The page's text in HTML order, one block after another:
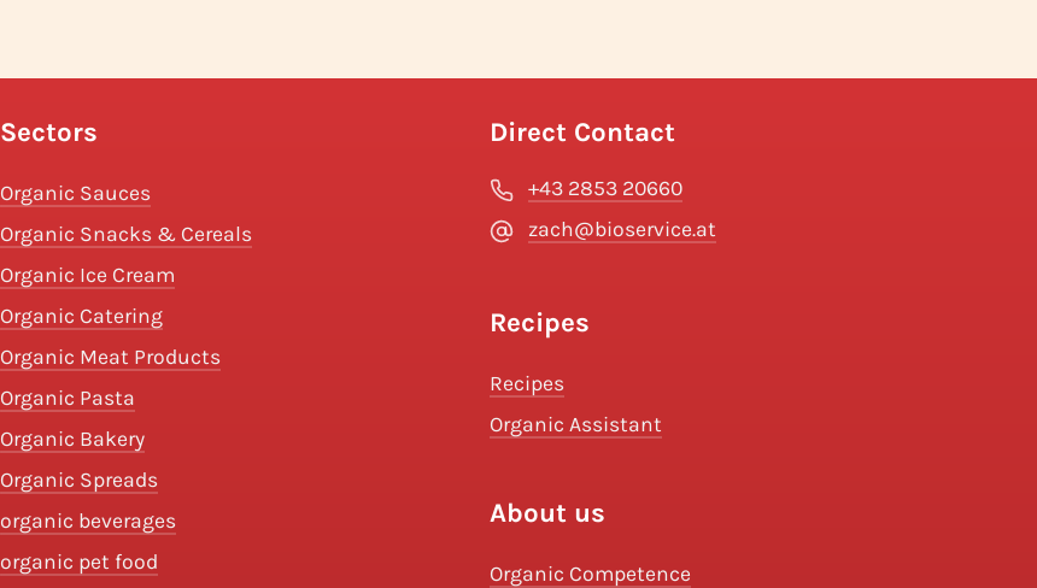
Sectors
Organic Sauces
Organic Snacks & Cereals
Organic Ice Cream
Organic Catering
Organic Meat Products
Organic Pasta
Organic Bakery
Organic Spreads
organic beverages
organic pet food
Direct Contact
+43 2853 20660
zach@bioservice.at
Recipes
Recipes
Organic Assistant
About us
Organic Competence